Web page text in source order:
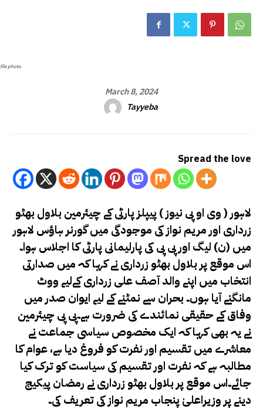
file photo
March 8, 2024
Tayyeba
Spread the love
لاہور ( وی او پی نیوز )پیپلز پارٹی کے چیئرمین بلاول بھٹو
زرداری اور مریم نواز کی موجودگی میں گورنر ہاؤس لاہور
میں (ن) لیگ اور پی پی کی پارلیمانی پارٹی کا اجلاس ہوا۔
اس موقع پر بلاول بھٹو زرداری نے کہا کہ میں صدارتی
انتخاب میں اپنے والد آصف علی زرداری کےلیے ووٹ
مانگنے آیا ہوں۔ بحران سے نمٹنے کے لیے ایوان صدر میں
وفاق کے حقیقی نمائندے کی ضرورت ہے۔پی پی چیئرمین
نے یہ بھی کہا کہ ایک مخصوص سیاسی جماعت نے
معاشرے میں تقسیم اور نفرت کو فروغ دیا ہے، عوام کا
مطالبہ ہے کہ نفرت اور تقسیم کی سیاست کو ترک کیا
جائے۔اس موقع پر بلاول بھٹو زرداری نے رمضان پیکیج
دینے پر وزیراعلیٰ پنجاب مریم نواز کی تعریف کی۔